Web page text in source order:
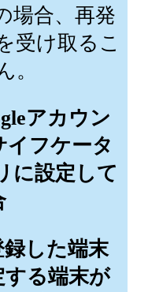
場合、再発
受け取るこ
。
アカウン
イフケータ
に設定して
した端末
する端末が